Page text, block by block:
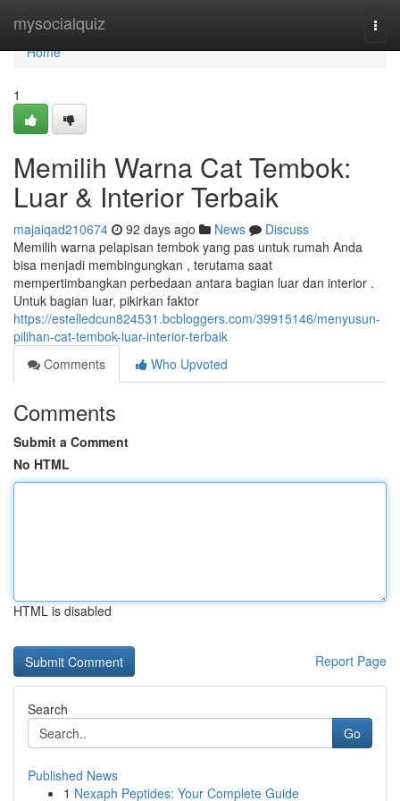
mysocialquiz
Home
Home
1
Memilih Warna Cat Tembok:
Luar & Interior Terbaik
majaiqad210674 92 days ago News
Discuss
Memilih warna pelapisan tembok yang pas untuk rumah Anda
bisa menjadi membingungkan , terutama saat
mempertimbangkan perbedaan antara bagian luar dan interior .
Untuk bagian luar, pikirkan faktor
https://estelledcun824531.bcbloggers.com/39915146/menyusun-
pilihan-cat-tembok-luar-interior-terbaik
Comments
Who Upvoted
Comments
Submit a Comment
No HTML
HTML is disabled
Report Page
Search
Go
Published News
1 Nexaph Peptides: Your Complete Guide